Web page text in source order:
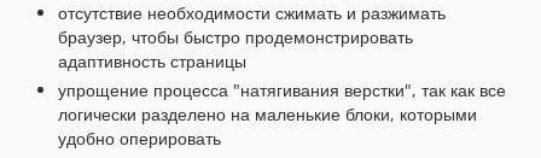
отсутствие необходимости сжимать и разжимать
браузер, чтобы быстро продемонстрировать
адаптивность страницы
упрощение процесса "натягивания верстки", так как все
логически разделено на маленькие блоки, которыми
удобно оперировать